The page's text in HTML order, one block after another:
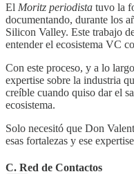
El Moritz periodista tuvo la
documentando, durante los
Silicon Valley. Este trabajo
entender el ecosistema VC
Con este proceso, y a lo
expertise sobre la industria
creíble cuando quiso dar el
ecosistema.
Solo necesitó que Don
esas fortalezas y ese
C. Red de Contactos